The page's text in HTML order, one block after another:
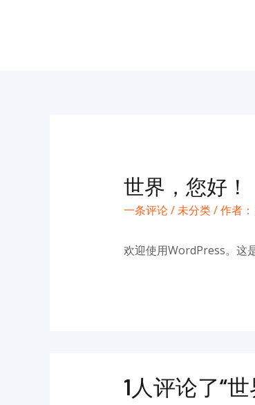
世界，您好！
一条评论/未分类/ 作者：
欢迎使用WordPress。这
1人评论了“